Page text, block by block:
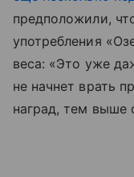
предположили,
употребления
веса: «Это уже
не начнет врать
наград, тем выше